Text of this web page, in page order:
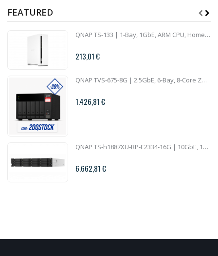
FEATURED
QNAP TS-133 | 1-Bay, 1GbE, ARM CPU, Home NAS
213,01 €
QNAP TVS-675-8G | 2.5GbE, 6-Bay, 8-Core ZhaoXin CPU, 8GB RAM, M.2 Slots, PCIe Slots, SMB NAS
1.426,81 €
QNAP TS-h1887XU-RP-E2334-16G | 10GbE, 18-Bay, ZFS, Intel Xeon CPU, 16GB RAM, PCIe Slots, Redundant Power, 2U Rackmount
6.662,81 €